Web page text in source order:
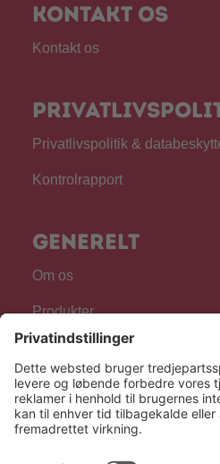
Kontakt os
Kontakt os
Privatlivspolitik &
Kontrolrapport
Generelt
Om os
Produkter
For fagpersonale
Følg os